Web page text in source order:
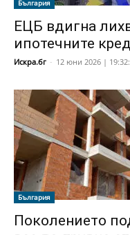
България
ЕЦБ вдигна
ипотечните
Искра.бг - 12 юни 2026 |
България
Поколението